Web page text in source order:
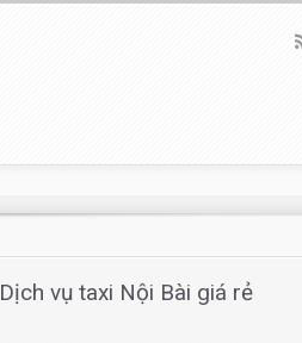
Dịch vụ taxi Nội Bài giá rẻ